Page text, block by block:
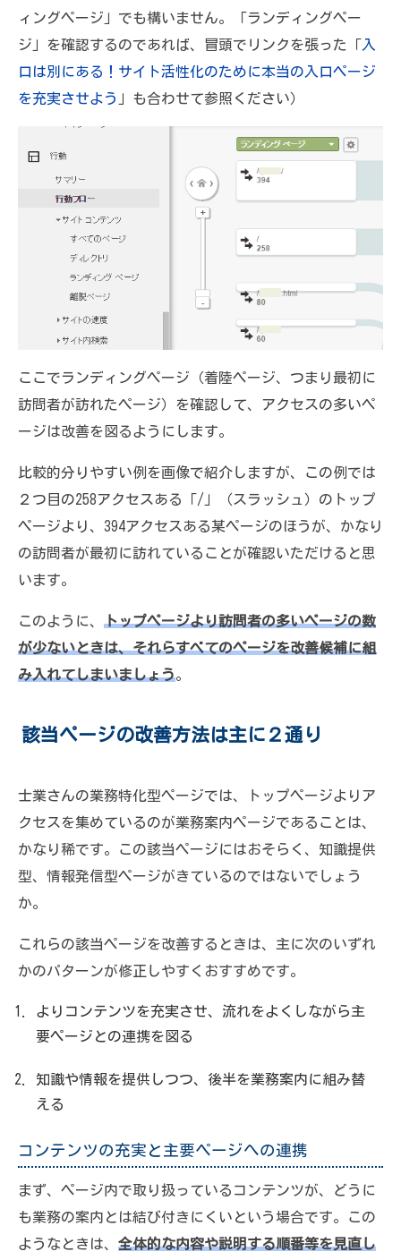
ィングページ」でも構いません。「ランディングペー
ジ」を確認するのであれば、冒頭でリンクを張った「入
口は別にある！サイト活性化のために本当の入口ページ
を充実させよう 」も合わせて参照ください）
ここでランディングページ（着陸ページ、つまり最初に
訪問者が訪れたページ）を確認して、アクセスの多いペ
ージは改善を図るようにします。
比較的分りやすい例を画像で紹介しますが、この例では
２つ目の258アクセスある「/」（スラッシュ）のトップ
ページより、394アクセスある某ページのほうが、かなり
の訪問者が最初に訪れていることが確認いただけると思
います。
このように、 トップページより訪問者の多いページの数
が少ないときは、それらすべてのページを改善候補に組
み入れてしまいましょう。
該当ページの改善方法は主に２通り
士業さんの業務特化型ページでは、トップページよりア
クセスを集めているのが業務案内ページであることは、
かなり稀です。この該当ページにはおそらく、知識提供
型、情報発信型ページがきているのではないでしょう
か。
これらの該当ページを改善するときは、主に次のいずれ
かのパターンが修正しやすくおすすめです。
よりコンテンツを充実させ、流れをよくしながら主
要ページとの連携を図る
知識や情報を提供しつつ、後半を業務案内に組み替
える
コンテンツの充実と主要ページへの連携
まず、ページ内で取り扱っているコンテンツが、どうに
も業務の案内とは結び付きにくいという場合です。この
ようなときは、 全体的な内容や説明する順番等を見直し